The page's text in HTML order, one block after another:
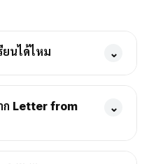
นได้ไหม ⌄
ก Letter from
⌄